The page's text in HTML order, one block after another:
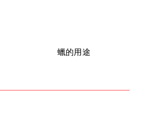
蠟的用途